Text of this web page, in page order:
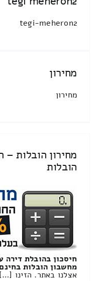
tegi-meheron2
מחירון
מחירון
מחירון הובלות –
הובלות
חיסכון בהובלת
מחשבון הובלות
אצלנו באתר. הזינו […]